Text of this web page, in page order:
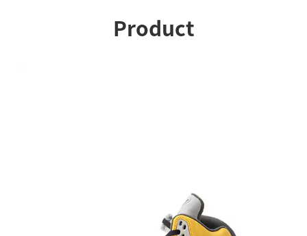
Product